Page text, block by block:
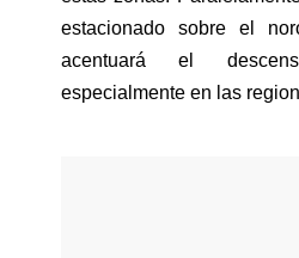
estacionado sobre el
acentuará el
especialmente en las